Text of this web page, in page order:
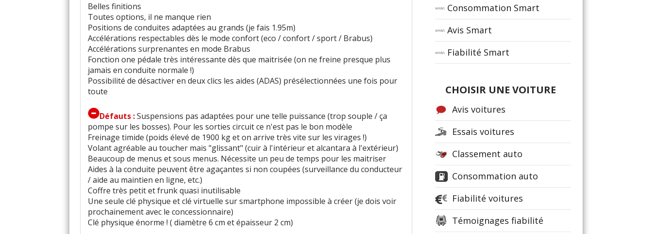
Belles finitions
Toutes options, il ne manque rien
Positions de conduites adaptées au grands (je fais 1.95m)
Accélérations respectables dès le mode confort (eco / confort / sport / Brabus)
Accélérations surprenantes en mode Brabus
Fonction one pédale très intéressante dès que maitrisée (on ne freine presque plus
jamais en conduite normale !)
Possibilité de désactiver en deux clics les aides (ADAS) présélectionnées une fois pour
toute
Défauts :Suspensions pas adaptées pour une telle puissance (trop souple / ça
pompe sur les bosses). Pour les sorties circuit ce n'est pas le bon modèle
Freinage timide (poids élevé de 1900 kg et on arrive très vite sur les virages !)
Volant agréable au toucher mais "glissant" (cuir à l'intérieur et alcantara à l'extérieur)
Beaucoup de menus et sous menus. Nécessite un peu de temps pour les maitriser
Aides à la conduite peuvent être agaçantes si non coupées (surveillance du conducteur
/ aide au maintien en ligne, etc.)
Coffre très petit et frunk quasi inutilisable
Une seule clé physique et clé virtuelle sur smartphone impossible à créer (je dois voir
prochainement avec le concessionnaire)
Clé physique énorme ! ( diamètre 6 cm et épaisseur 2 cm)
Consommation Smart
Avis Smart
Fiabilité Smart
CHOISIR UNE VOITURE
Avis voitures
Essais voitures
Classement auto
Consommation auto
Fiabilité voitures
Témoignages fiabilité